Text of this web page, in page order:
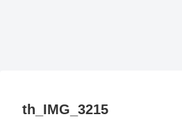
th_IMG_3215